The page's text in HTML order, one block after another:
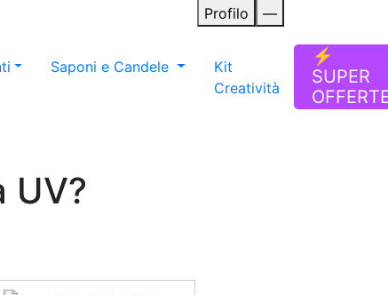
Profilo —
Saponi e Candele
Kit
Creatività
⚡
SUPER
UV?